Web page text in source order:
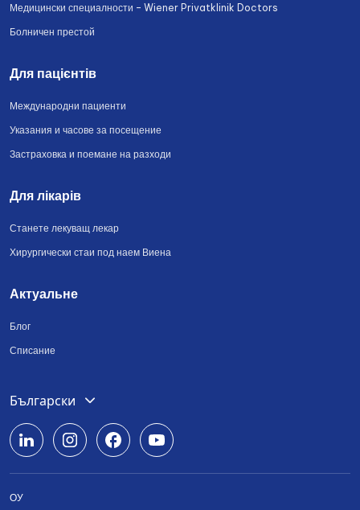
Медицински специалности – Wiener Privatklinik Doctors
Болничен престой
Для пацієнтів
Международни пациенти
Указания и часове за посещение
Застраховка и поемане на разходи
Для лікарів
Станете лекуващ лекар
Хирургически стаи под наем Виена
Актуальне
Блог
Списание
Български
Deutsch
English
Srpski
ОУ